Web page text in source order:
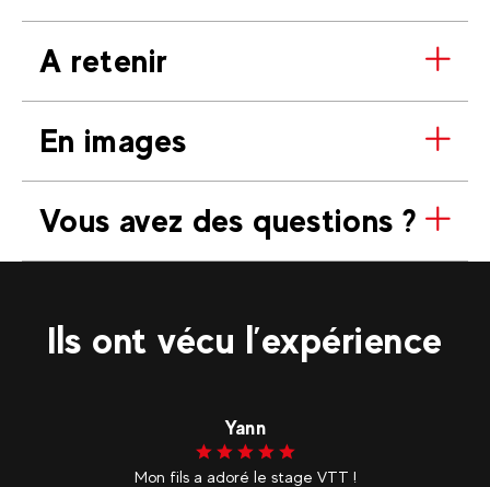
A retenir
En images
Vous avez des questions ?
Ils ont vécu l’expérience
Yann
Mon fils a adoré le stage VTT !